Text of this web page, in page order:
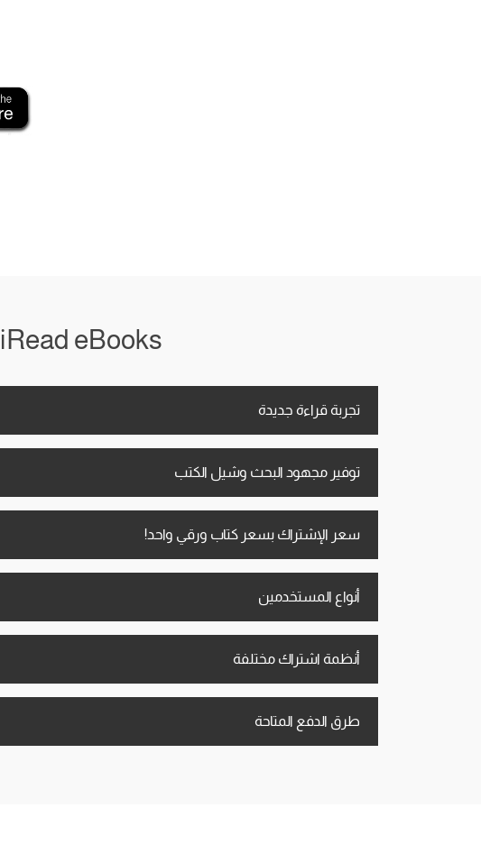
iRead eBooks معاك في أي وقت معاك في كل مكان
تجربة قراءة جديدة
توفير مجهود البحث وشيل الكتب
سعر الإشتراك بسعر كتاب ورقي واحد!
أنواع المستخدمين
أنظمة اشتراك مختلفة
طرق الدفع المتاحة